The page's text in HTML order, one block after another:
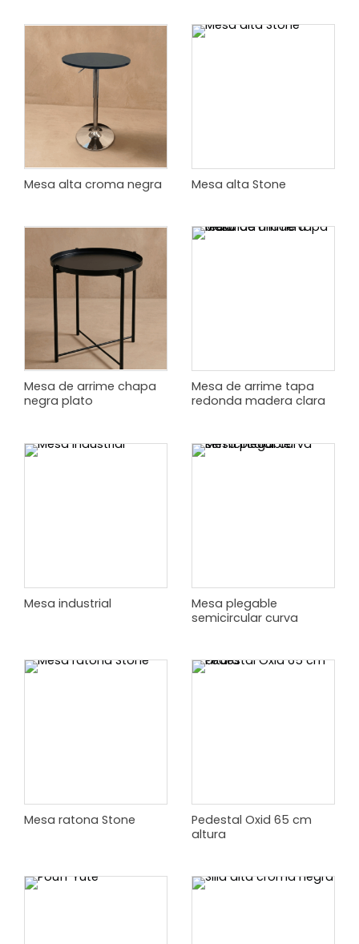
Mesa alta croma negra Mesa alta Stone
Mesa de arrime chapa
negra plato
Mesa de arrime tapa
redonda madera clara
Mesa industrial
Mesa plegable
semicircular curva
Mesa ratona Stone
Pedestal Oxid 65 cm
altura